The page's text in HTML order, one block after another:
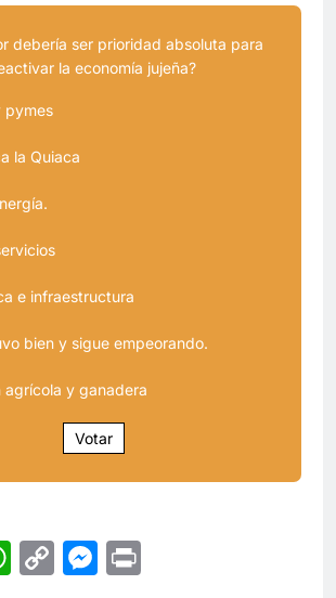
debería ser prioridad absoluta para
la economía jujeña?
pymes
la Quiaca
e infraestructura
bien y sigue empeorando.
agrícola y ganadera
Votar
WhatsApp
CopyMessenger